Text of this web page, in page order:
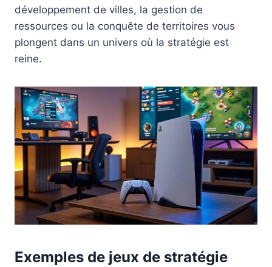
développement de villes, la gestion de
ressources ou la conquête de territoires vous
plongent dans un univers où la stratégie est
reine.
Exemples de jeux de stratégie